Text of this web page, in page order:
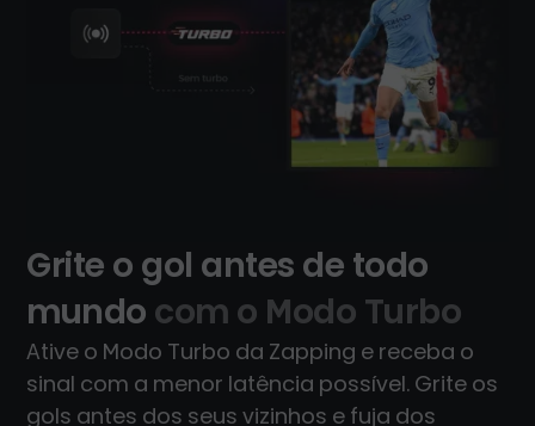
Grite o gol antes de todo
mundo com o Modo Turbo
Ative o Modo Turbo da Zapping e receba o
sinal com a menor latência possível. Grite os
gols antes dos seus vizinhos e fuja dos